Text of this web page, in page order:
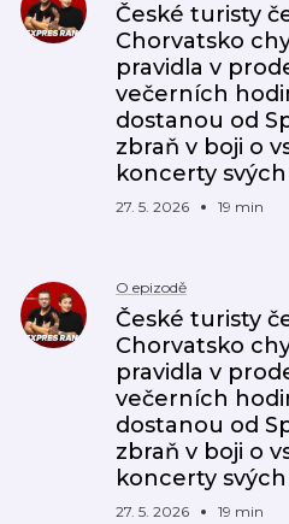
České turisty
Chorvatsko
pravidla v
večerních
dostanou od
zbraň v boji o
koncerty
27. 5. 2026 19 min
O epizodě
České turisty
Chorvatsko
pravidla v
večerních
dostanou od
zbraň v boji o
koncerty
27. 5. 2026 19 min